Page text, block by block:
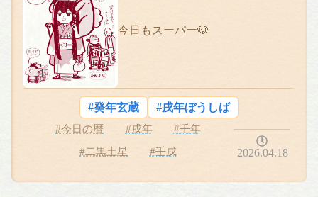
今日もスーパー🐶
#癸年玄蔵
#戌年ぼうしば
#今日の暦
#戌年
#壬年
#二黒土星
#壬戌 2026.04.18